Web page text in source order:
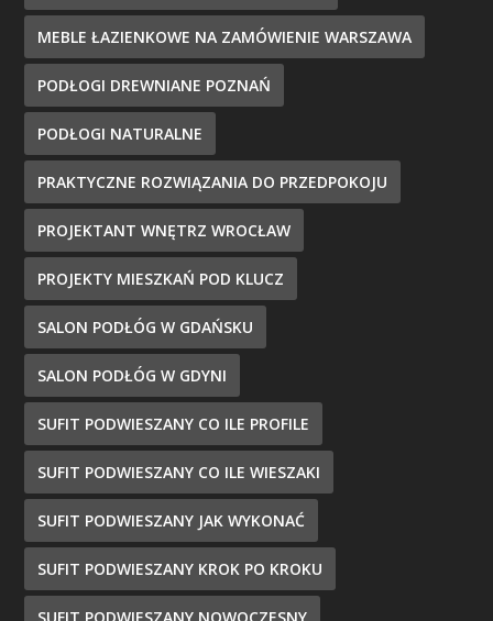
MEBLE ŁAZIENKOWE NA ZAMÓWIENIE WARSZAWA
PODŁOGI DREWNIANE POZNAŃ
PODŁOGI NATURALNE
PRAKTYCZNE ROZWIĄZANIA DO PRZEDPOKOJU
PROJEKTANT WNĘTRZ WROCŁAW
PROJEKTY MIESZKAŃ POD KLUCZ
SALON PODŁÓG W GDAŃSKU
SALON PODŁÓG W GDYNI
SUFIT PODWIESZANY CO ILE PROFILE
SUFIT PODWIESZANY CO ILE WIESZAKI
SUFIT PODWIESZANY JAK WYKONAĆ
SUFIT PODWIESZANY KROK PO KROKU